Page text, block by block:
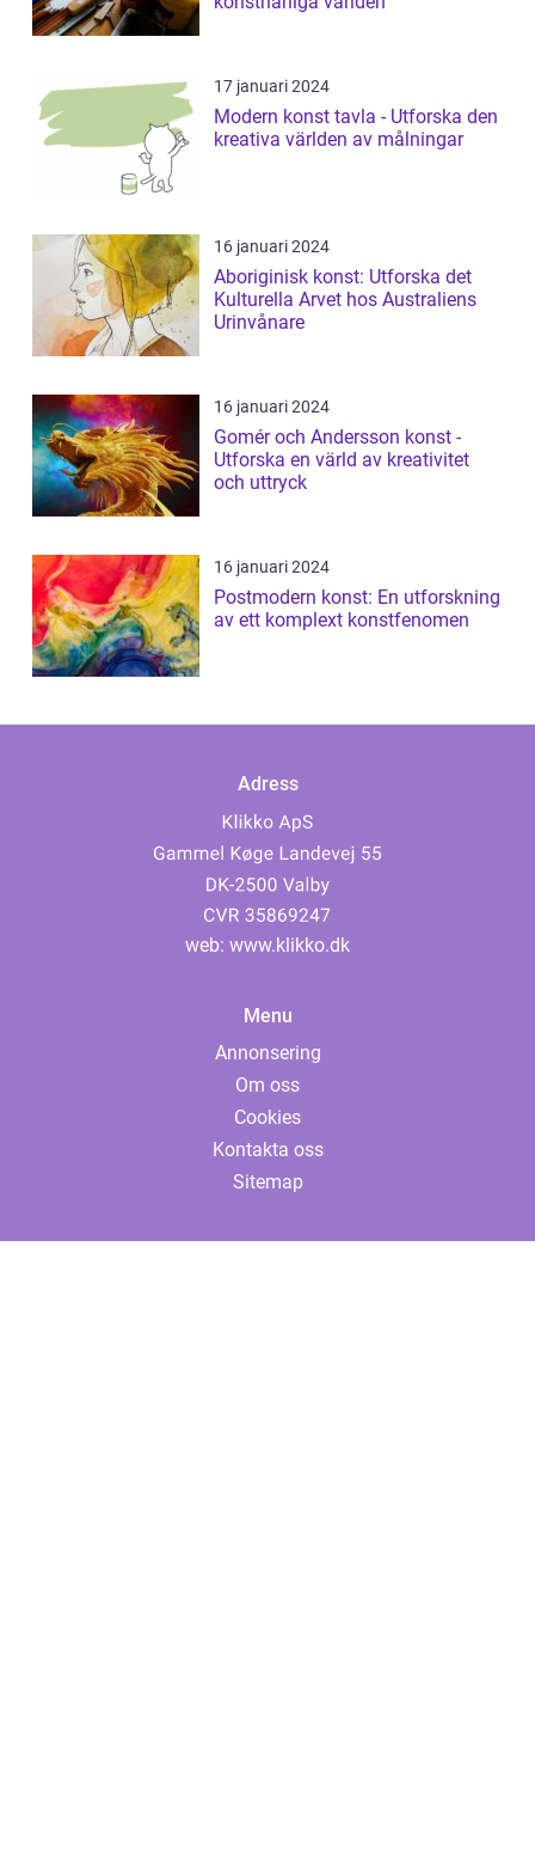
17 januari 2024
Modern konst tavla - Utforska den
kreativa världen av målningar
16 januari 2024
Aboriginisk konst: Utforska det
Kulturella Arvet hos Australiens
Urinvånare
16 januari 2024
Gomér och Andersson konst -
Utforska en värld av kreativitet
och uttryck
16 januari 2024
Postmodern konst: En utforskning
av ett komplext konstfenomen
Adress
web: www.klikko.dk
Menu
Annonsering
Om oss
Cookies
Kontakta oss
Sitemap